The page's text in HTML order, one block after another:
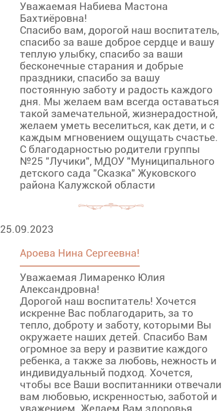
Уважаемая Набиева Мастона
Бахтиёровна!
Спасибо вам, дорогой наш воспитатель,
спасибо за ваше доброе сердце и вашу
теплую улыбку, спасибо за ваши
бесконечные старания и добрые
праздники, спасибо за вашу
постоянную заботу и радость каждого
дня. Мы желаем вам всегда оставаться
такой замечательной, жизнерадостной,
желаем уметь веселиться, как дети, и с
каждым мгновением ощущать счастье.
С благодарностью родители группы
№25 "Лучики", МДОУ "Муниципального
детского сада "Сказка" Жуковского
района Калужской области
25.09.2023
Ароева Нина Сергеевна!
Уважаемая Лимаренко Юлия
Александровна!
Дорогой наш воспитатель! Хочется
искренне Вас поблагодарить, за то
тепло, доброту и заботу, которыми Вы
окружаете наших детей. Спасибо Вам
огромное за веру и развитие каждого
ребенка, а также за любовь, нежность и
индивидуальный подход. Хочется,
чтобы все Ваши воспитанники отвечали
вам любовью, искренностью, заботой и
уважением. Желаем Вам здоровья,